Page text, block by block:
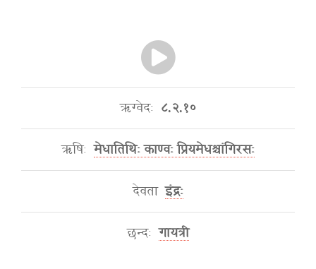
ऋग्वेदः ८.२.१०
ऋषिः मेधातिथिः काण्वः प्रियमेधश्चांगिरसः
देवता इंद्रः
छन्दः गायत्री